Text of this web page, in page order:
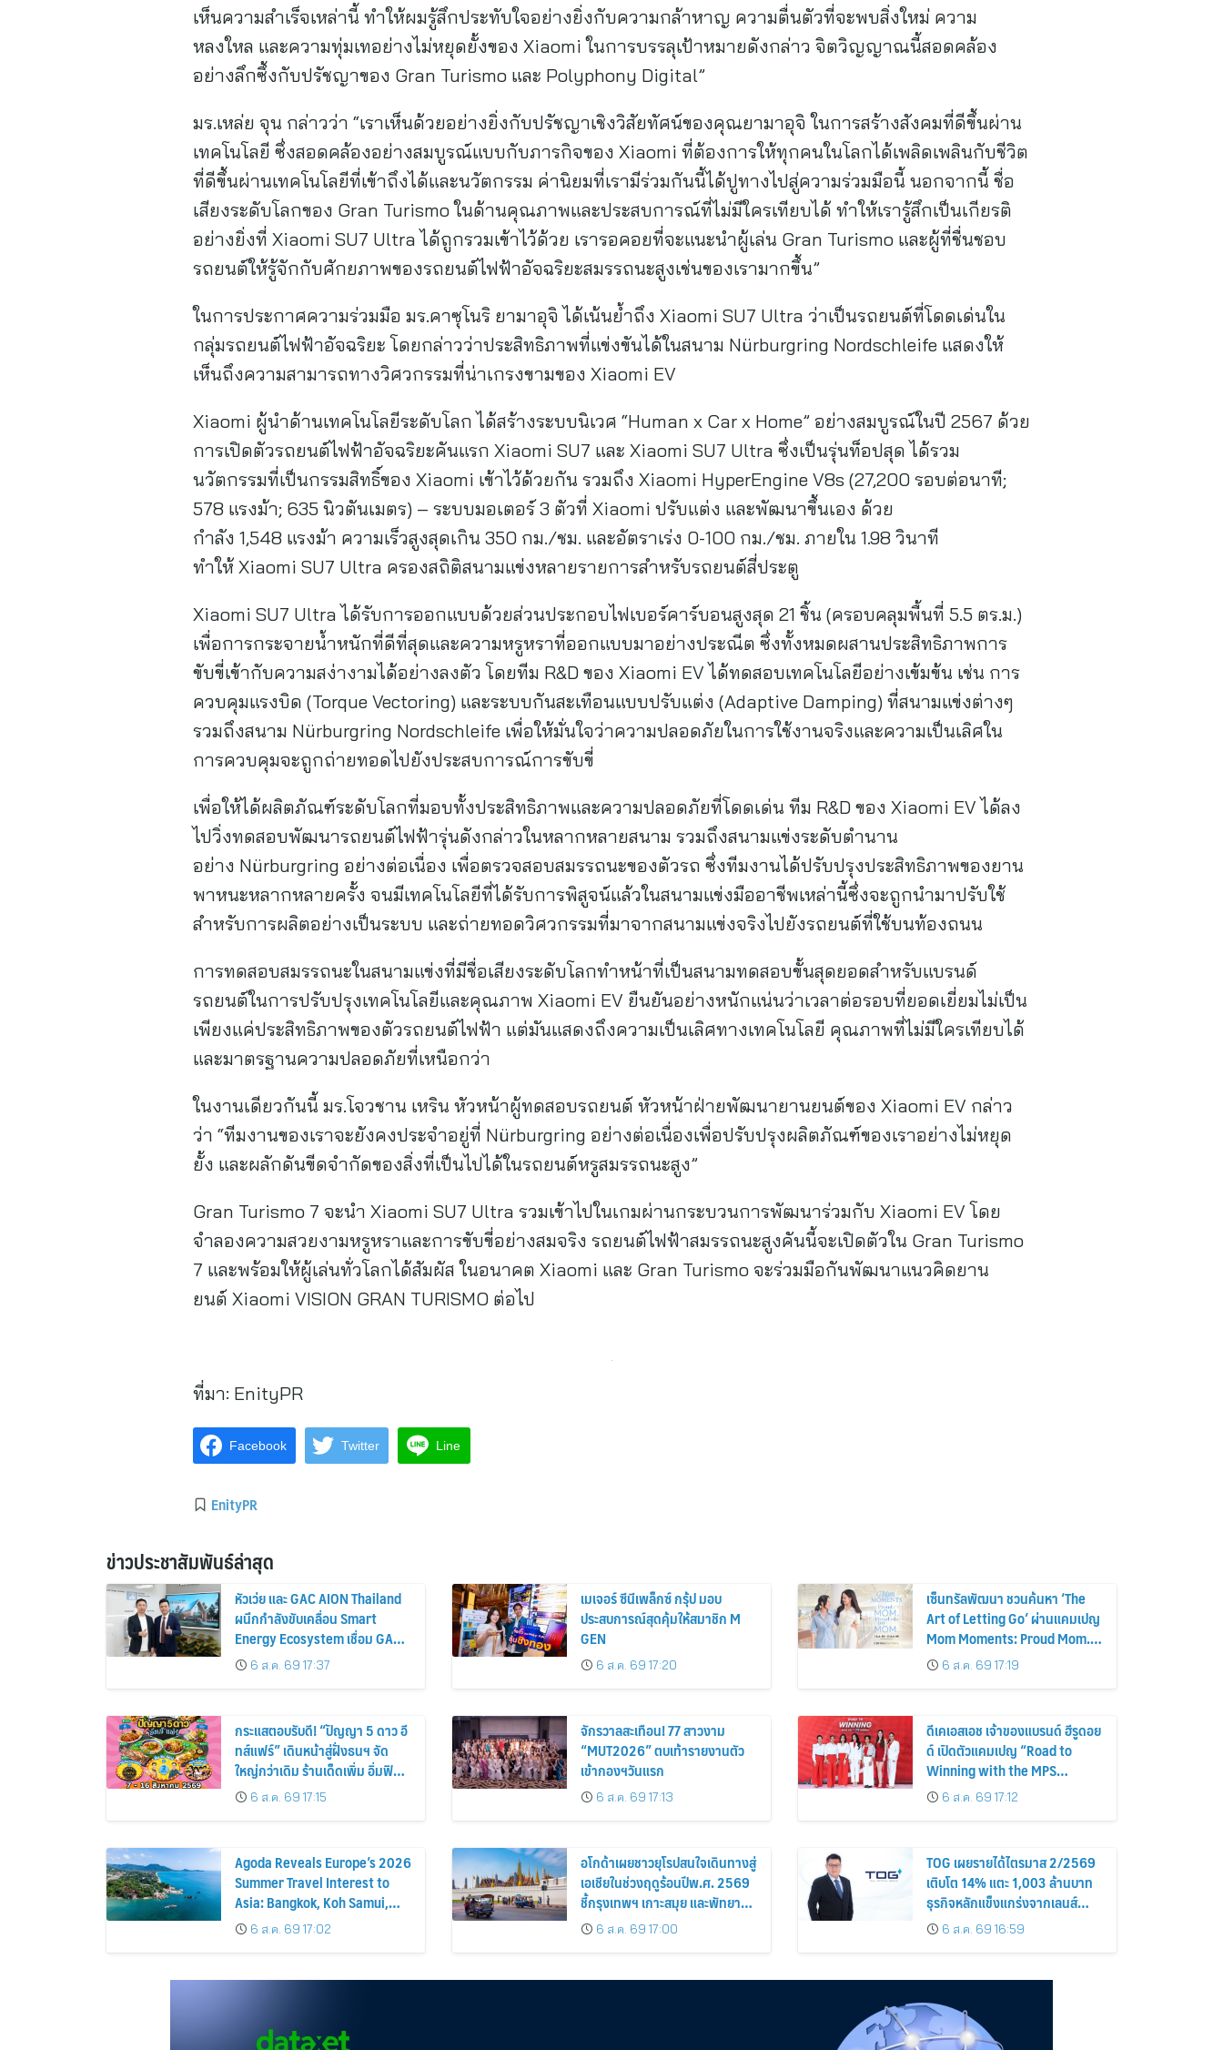
เห็นความสำเร็จเหล่านี้ ทำให้ผมรู้สึกประทับใจอย่างยิ่งกับความกล้าหาญ ความตื่นตัวที่จะพบสิ่งใหม่ ความ
หลงใหล และความทุ่มเทอย่างไม่หยุดยั้งของ Xiaomi ในการบรรลุเป้าหมายดังกล่าว จิตวิญญาณนี้สอดคล้อง
อย่างลึกซึ้งกับปรัชญาของ Gran Turismo และ Polyphony Digital”
มร.เหล่ย จุน กล่าวว่า “เราเห็นด้วยอย่างยิ่งกับปรัชญาเชิงวิสัยทัศน์ของคุณยามาอุจิ ในการสร้างสังคมที่ดีขึ้นผ่าน
เทคโนโลยี ซึ่งสอดคล้องอย่างสมบูรณ์แบบกับภารกิจของ Xiaomi ที่ต้องการให้ทุกคนในโลกได้เพลิดเพลินกับชีวิต
ที่ดีขึ้นผ่านเทคโนโลยีที่เข้าถึงได้และนวัตกรรม ค่านิยมที่เรามีร่วมกันนี้ได้ปูทางไปสู่ความร่วมมือนี้ นอกจากนี้ ชื่อ
เสียงระดับโลกของ Gran Turismo ในด้านคุณภาพและประสบการณ์ที่ไม่มีใครเทียบได้ ทำให้เรารู้สึกเป็นเกียรติ
อย่างยิ่งที่ Xiaomi SU7 Ultra ได้ถูกรวมเข้าไว้ด้วย เรารอคอยที่จะแนะนำผู้เล่น Gran Turismo และผู้ที่ชื่นชอบ
รถยนต์ให้รู้จักกับศักยภาพของรถยนต์ไฟฟ้าอัจฉริยะสมรรถนะสูงเช่นของเรามากขึ้น”
ในการประกาศความร่วมมือ มร.คาซุโนริ ยามาอุจิ ได้เน้นย้ำถึง Xiaomi SU7 Ultra ว่าเป็นรถยนต์ที่โดดเด่นใน
กลุ่มรถยนต์ไฟฟ้าอัจฉริยะ โดยกล่าวว่าประสิทธิภาพที่แข่งขันได้ในสนาม Nürburgring Nordschleife แสดงให้
เห็นถึงความสามารถทางวิศวกรรมที่น่าเกรงขามของ Xiaomi EV
Xiaomi ผู้นำด้านเทคโนโลยีระดับโลก ได้สร้างระบบนิเวศ “Human x Car x Home” อย่างสมบูรณ์ในปี 2567 ด้วย
การเปิดตัวรถยนต์ไฟฟ้าอัจฉริยะคันแรก Xiaomi SU7 และ Xiaomi SU7 Ultra ซึ่งเป็นรุ่นท็อปสุด ได้รวม
นวัตกรรมที่เป็นกรรมสิทธิ์ของ Xiaomi เข้าไว้ด้วยกัน รวมถึง Xiaomi HyperEngine V8s (27,200 รอบต่อนาที;
578 แรงม้า; 635 นิวตันเมตร) – ระบบมอเตอร์ 3 ตัวที่ Xiaomi ปรับแต่ง และพัฒนาขึ้นเอง ด้วย
กำลัง 1,548 แรงม้า ความเร็วสูงสุดเกิน 350 กม./ชม. และอัตราเร่ง 0-100 กม./ชม. ภายใน 1.98 วินาที
ทำให้ Xiaomi SU7 Ultra ครองสถิติสนามแข่งหลายรายการสำหรับรถยนต์สี่ประตู
Xiaomi SU7 Ultra ได้รับการออกแบบด้วยส่วนประกอบไฟเบอร์คาร์บอนสูงสุด 21 ชิ้น (ครอบคลุมพื้นที่ 5.5 ตร.ม.)
เพื่อการกระจายน้ำหนักที่ดีที่สุดและความหรูหราที่ออกแบบมาอย่างประณีต ซึ่งทั้งหมดผสานประสิทธิภาพการ
ขับขี่เข้ากับความสง่างามได้อย่างลงตัว โดยทีม R&D ของ Xiaomi EV ได้ทดสอบเทคโนโลยีอย่างเข้มข้น เช่น การ
ควบคุมแรงบิด (Torque Vectoring) และระบบกันสะเทือนแบบปรับแต่ง (Adaptive Damping) ที่สนามแข่งต่างๆ
รวมถึงสนาม Nürburgring Nordschleife เพื่อให้มั่นใจว่าความปลอดภัยในการใช้งานจริงและความเป็นเลิศใน
การควบคุมจะถูกถ่ายทอดไปยังประสบการณ์การขับขี่
เพื่อให้ได้ผลิตภัณฑ์ระดับโลกที่มอบทั้งประสิทธิภาพและความปลอดภัยที่โดดเด่น ทีม R&D ของ Xiaomi EV ได้ลง
ไปวิ่งทดสอบพัฒนารถยนต์ไฟฟ้ารุ่นดังกล่าวในหลากหลายสนาม รวมถึงสนามแข่งระดับตำนาน
อย่าง Nürburgring อย่างต่อเนื่อง เพื่อตรวจสอบสมรรถนะของตัวรถ ซึ่งทีมงานได้ปรับปรุงประสิทธิภาพของยาน
พาหนะหลากหลายครั้ง จนมีเทคโนโลยีที่ได้รับการพิสูจน์แล้วในสนามแข่งมืออาชีพเหล่านี้ซึ่งจะถูกนำมาปรับใช้
สำหรับการผลิตอย่างเป็นระบบ และถ่ายทอดวิศวกรรมที่มาจากสนามแข่งจริงไปยังรถยนต์ที่ใช้บนท้องถนน
การทดสอบสมรรถนะในสนามแข่งที่มีชื่อเสียงระดับโลกทำหน้าที่เป็นสนามทดสอบขั้นสุดยอดสำหรับแบรนด์
รถยนต์ในการปรับปรุงเทคโนโลยีและคุณภาพ Xiaomi EV ยืนยันอย่างหนักแน่นว่าเวลาต่อรอบที่ยอดเยี่ยมไม่เป็น
เพียงแค่ประสิทธิภาพของตัวรถยนต์ไฟฟ้า แต่มันแสดงถึงความเป็นเลิศทางเทคโนโลยี คุณภาพที่ไม่มีใครเทียบได้
และมาตรฐานความปลอดภัยที่เหนือกว่า
ในงานเดียวกันนี้ มร.โจวชาน เหริน หัวหน้าผู้ทดสอบรถยนต์ หัวหน้าฝ่ายพัฒนายานยนต์ของ Xiaomi EV กล่าว
ว่า “ทีมงานของเราจะยังคงประจำอยู่ที่ Nürburgring อย่างต่อเนื่องเพื่อปรับปรุงผลิตภัณฑ์ของเราอย่างไม่หยุด
ยั้ง และผลักดันขีดจำกัดของสิ่งที่เป็นไปได้ในรถยนต์หรูสมรรถนะสูง”
Gran Turismo 7 จะนำ Xiaomi SU7 Ultra รวมเข้าไปในเกมผ่านกระบวนการพัฒนาร่วมกับ Xiaomi EV โดย
จำลองความสวยงามหรูหราและการขับขี่อย่างสมจริง รถยนต์ไฟฟ้าสมรรถนะสูงคันนี้จะเปิดตัวใน Gran Turismo
7 และพร้อมให้ผู้เล่นทั่วโลกได้สัมผัส ในอนาคต Xiaomi และ Gran Turismo จะร่วมมือกันพัฒนาแนวคิดยาน
ยนต์ Xiaomi VISION GRAN TURISMO ต่อไป
ที่มา: EnityPR
Facebook Twitter Line
EnityPR
ข่าวประชาสัมพันธ์ล่าสุด
หัวเว่ย และ GAC AION Thailand
ผนึกกำลังขับเคลื่อน Smart
Energy Ecosystem เชื่อม GAC
GN8 PHEV รถยนต์ MPV ระดับ
พรีเมียม เข้ากับพลังงานแสง
6 ส.ค. 69 17:37
เมเจอร์ ซีนีเพล็กซ์ กรุ้ป มอบ
ประสบการณ์สุดคุ้มให้สมาชิก M
GEN
6 ส.ค. 69 17:20
เซ็นทรัลพัฒนา ชวนค้นหา ‘The
Art of Letting Go’ ผ่านแคมเปญ
Mom Moments: Proud Mom.
Proud of My Mom.
6 ส.ค. 69 17:19
กระแสตอบรับดี! “ปัญญา 5 ดาว อี
ทส์แฟร์” เดินหน้าสู่ฝั่งธนฯ จัด
ใหญ่กว่าเดิม ร้านเด็ดเพิ่ม อิ่มฟิน
10 วันเต็ม!
6 ส.ค. 69 17:15
จักรวาลสะเทือน! 77 สาวงาม
“MUT2026” ตบเท้ารายงานตัว
เข้ากองฯวันแรก
6 ส.ค. 69 17:13
ดีเคเอสเอช เจ้าของแบรนด์ ฮีรูดอย
ด์ เปิดตัวแคมเปญ “Road to
Winning with the MPS
Science”
6 ส.ค. 69 17:12
Agoda Reveals Europe’s 2026
Summer Travel Interest to
Asia: Bangkok, Koh Samui,
and Pattaya Among the Top
Cities
6 ส.ค. 69 17:02
อโกด้าเผยชาวยุโรปสนใจเดินทางสู่
เอเชียในช่วงฤดูร้อนปีพ.ศ. 2569
ชี้กรุงเทพฯ เกาะสมุย และพัทยา
ติดอันดับเมืองยอดนิยม
6 ส.ค. 69 17:00
TOG เผยรายได้ไตรมาส 2/2569
เติบโต 14% แตะ 1,003 ล้านบาท
ธุรกิจหลักแข็งแกร่งจากเลนส์
มูลค่าเพิ่ม และการขยายตลาดต่าง
ประเทศ พร้อมเดินหน้าลงทุนเพื่อ
6 ส.ค. 69 16:59